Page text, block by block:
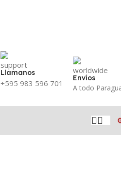
Llamanos
+595 983 596 701
Envíos
A todo